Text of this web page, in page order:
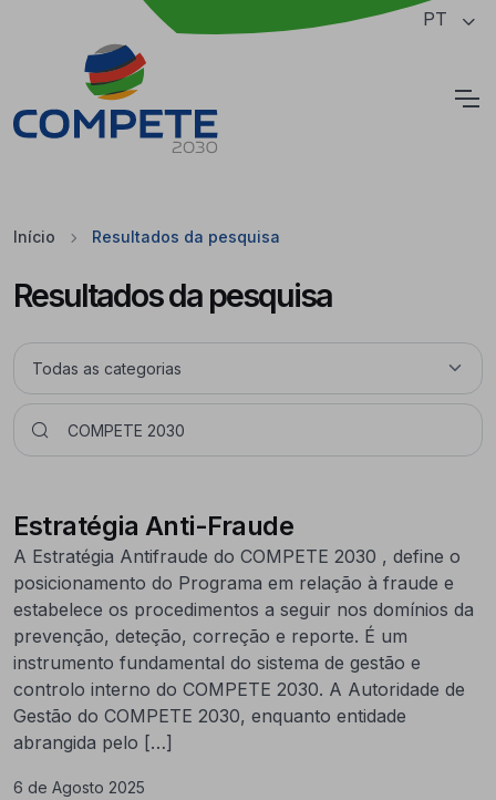
Saltar para o conteúdo principal da página PT
Início Resultados da pesquisa
Resultados da pesquisa
Estratégia Anti-Fraude
A Estratégia Antifraude do COMPETE 2030 , define o
posicionamento do Programa em relação à fraude e
estabelece os procedimentos a seguir nos domínios da
prevenção, deteção, correção e reporte. É um
instrumento fundamental do sistema de gestão e
controlo interno do COMPETE 2030. A Autoridade de
Gestão do COMPETE 2030, enquanto entidade
abrangida pelo […]
6 de Agosto 2025